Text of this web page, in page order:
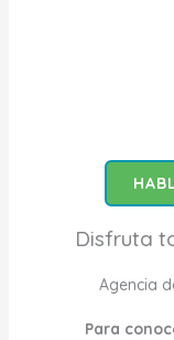
Disfruta
Agencia
Para